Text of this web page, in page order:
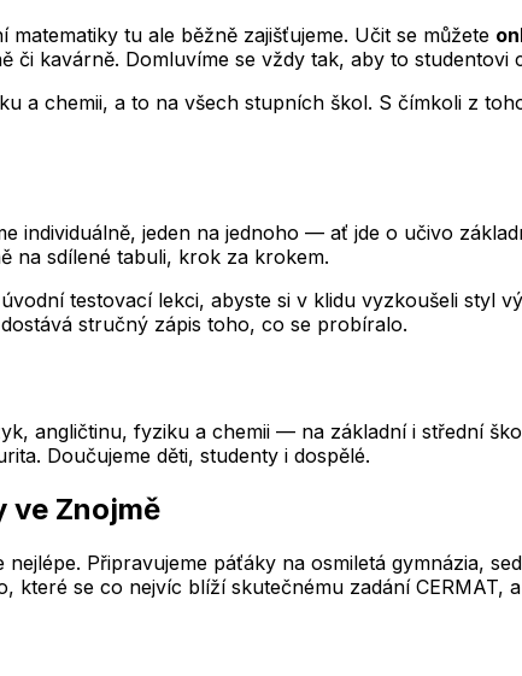
tu ale běžně zajišťujeme. Učit se můžete
či kavárně. Domluvíme se vždy tak, aby to studentovi
a chemii, a to na všech stupních škol. S čímkoli z
individuálně, jeden na jednoho — ať jde o učivo
na sdílené tabuli, krok za krokem.
testovací lekci, abyste si v klidu vyzkoušeli styl
stručný zápis toho, co se probíralo.
angličtinu, fyziku a chemii — na základní i střední
Doučujeme děti, studenty i dospělé.
ve Znojmě
Připravujeme páťáky na osmiletá gymnázia,
které se co nejvíc blíží skutečnému zadání